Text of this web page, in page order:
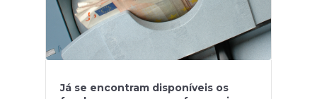
Já se encontram disponíveis os